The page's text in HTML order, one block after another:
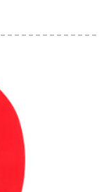
星の初学のTB-433の
ます。